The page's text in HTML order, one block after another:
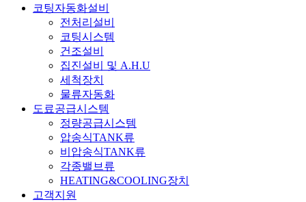
코팅자동화설비
전처리설비
코팅시스템
건조설비
집진설비 및 A.H.U
세척장치
물류자동화
도료공급시스템
정량공급시스템
압송식TANK류
비압송식TANK류
각종밸브류
HEATING&COOLING장치
고객지원